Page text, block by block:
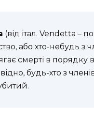
(від італ. Vendetta –
або хто-небудь з
смерті в порядку
будь-хто з